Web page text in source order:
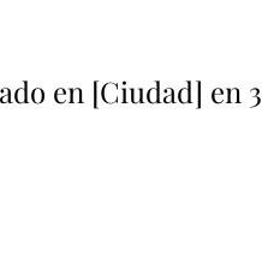
en [Ciudad] en 3